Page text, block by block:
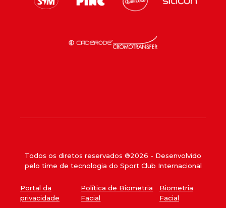
Todos os diretos reservados ®2026 - Desenvolvido
pelo time de tecnologia do Sport Club Internacional
Portal da
privacidade
Política de Biometria
Facial
Biometria
Facial